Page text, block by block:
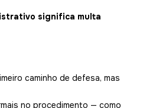
significa multa
caminho de defesa, mas
no procedimento — como